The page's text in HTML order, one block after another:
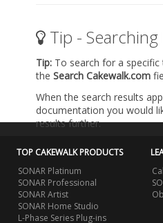
Tip -
Tip: To search for a
the Search Cakewalk.com
When the search results
documentation you would
results further.
TOP CAKEWALK PRODUCTS
SONAR Platinum
SONAR Professional
SONAR Artist
SONAR Home Studio
L-Phase Series Plug-ins